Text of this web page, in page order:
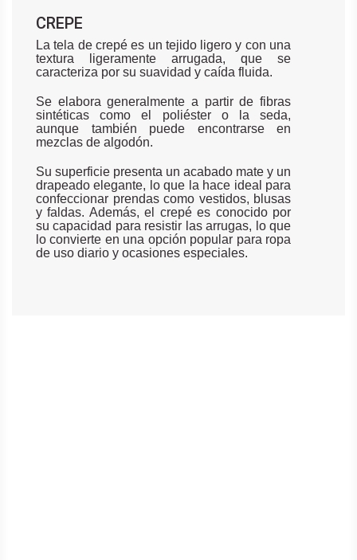
CREPE
La tela de crepé es un tejido ligero y con una
textura ligeramente arrugada, que se
caracteriza por su suavidad y caída fluida.
Se elabora generalmente a partir de fibras
sintéticas como el poliéster o la seda,
aunque también puede encontrarse en
mezclas de algodón.
Su superficie presenta un acabado mate y un
drapeado elegante, lo que la hace ideal para
confeccionar prendas como vestidos, blusas
y faldas. Además, el crepé es conocido por
su capacidad para resistir las arrugas, lo que
lo convierte en una opción popular para ropa
de uso diario y ocasiones especiales.